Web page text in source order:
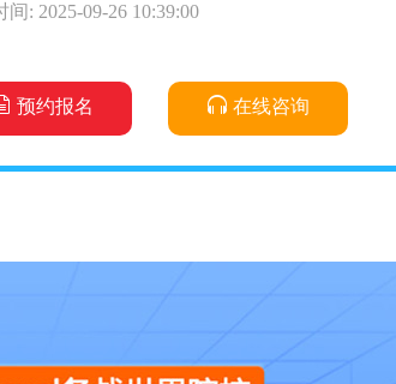
间: 2025-09-26 10:39:00
预约报名 在线咨询